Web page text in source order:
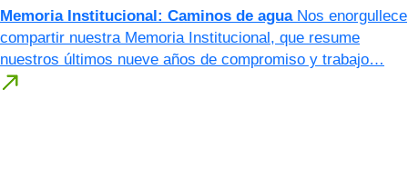
Memoria Institucional: Caminos de agua Nos enorgullece
compartir nuestra Memoria Institucional, que resume
nuestros últimos nueve años de compromiso y trabajo…